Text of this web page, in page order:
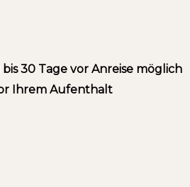
30 Tage vor Anreise möglich
Ihrem Aufenthalt